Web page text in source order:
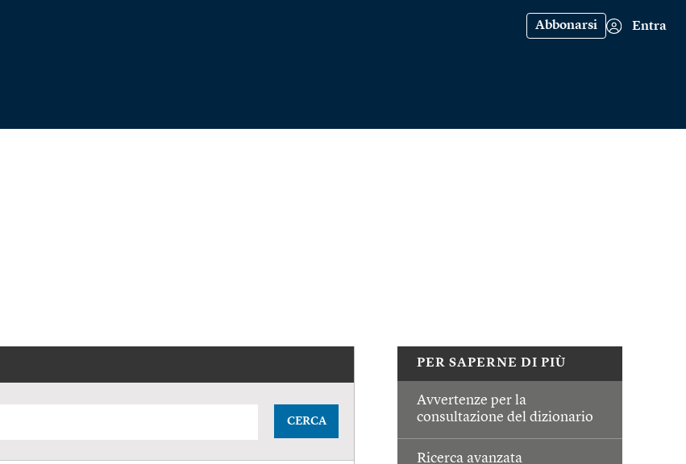
Abbonarsi Entra
PER SAPERNE DI PIÙ
Avvertenze per la
consultazione del dizionario
Ricerca avanzata
CERCA